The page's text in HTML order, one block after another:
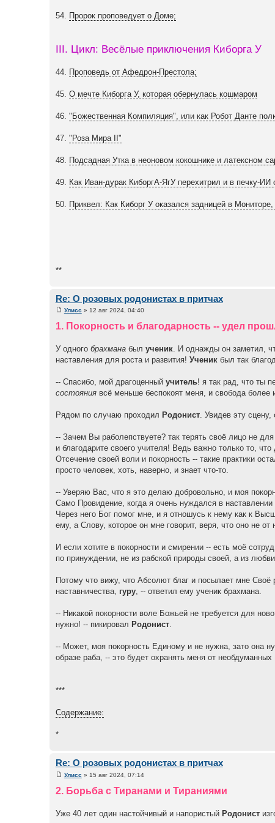
54. Пророк проповедует о Доме;
III. Цикл: Весёлые приключения Киборга У
44. Проповедь от Афедрон-Престола;
45. О мечте Киборга У, которая обернулась кошмаром
46. "Божественная Компиляция", или как Робот Данте
47. "Роза Мира II"
48. Подсадная Утка в неоновом кокошнике и латексном
49. Как Иван-дурак КиборгА-ЯгУ перехитрил и в печку-ИИ
50. Приквел: Как Киборг У оказался задницей в
**
Re: О розовых родонистах в притчах
Улисс » 12 авг 2024, 04:40
1. Покорность и благодарность -- удел
У одного брахманабыл ученик. И однажды он заметил,
наставления для роста и развития! Ученикбыл так
-- Спасибо, мой драгоценный учитель! я так рад, что ты
состояниявсё меньше беспокоят меня, и свобода более
Рядом по случаю проходил Родонист. Увидев эту сцену,
-- Зачем Вы раболепствуете? так терять своё лицо не
и благодарите своего учителя! Ведь важно только то,
Отсечение своей воли и покорность -- такие практики
просто человек, хоть, наверно, и знает что-то.
-- Уверяю Вас, что я это делаю добровольно, и моя
Само Провидение, когда я очень нуждался в
Через него Бог помог мне, и я отношусь к нему как к
ему, а Слову, которое он мне говорит, веря, что оно не от
И если хотите в покорности и смирении -- есть моё
по принуждении, не из рабской природы своей, а из
Потому что вижу, что Абсолют благ и посылает мне Своё
наставничества, гуру, -- ответил ему ученик брахмана.
-- Никакой покорности воле Божьей не требуется для
нужно! -- пикировал Родонист.
-- Может, моя покорность Единому и не нужна, зато она
образе раба, -- это будет охранять меня от
***
Содержание:
*
Re: О розовых родонистах в притчах
Улисс » 15 авг 2024, 07:14
2. Борьба с Тиранами и Тираниями
Уже 40 лет один настойчивый и напористыйРодонист